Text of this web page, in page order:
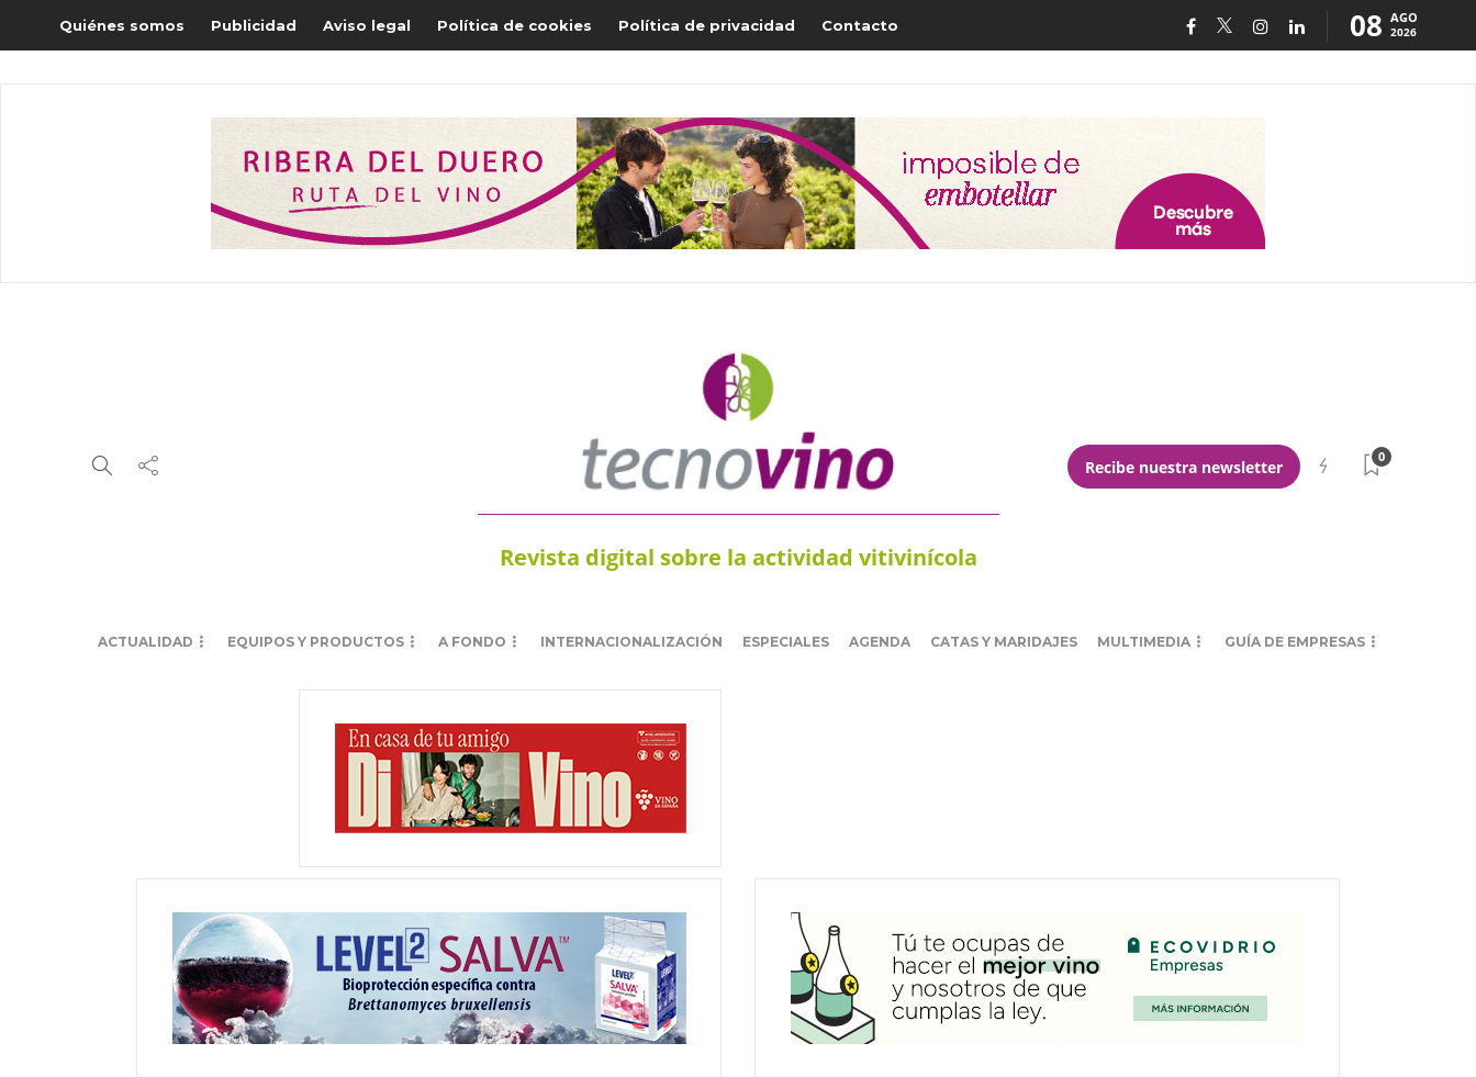
Quiénes somos Publicidad Aviso legal Política de cookies Política de privacidad Contacto 08 AGO
2026
Revista digital sobre la actividad vitivinícola
Recibe nuestra newsletter
0
ACTUALIDAD EQUIPOS Y PRODUCTOS A FONDO INTERNACIONALIZACIÓN ESPECIALES AGENDA CATAS Y MARIDAJES MULTIMEDIA GUÍA DE EMPRESAS